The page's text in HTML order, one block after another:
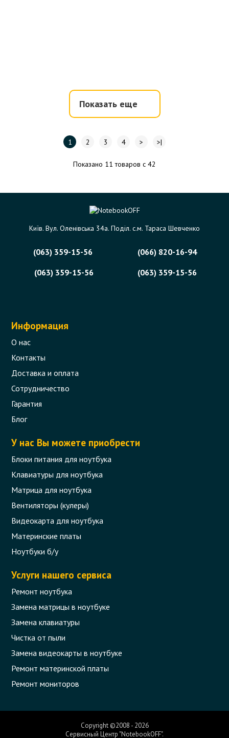
Показать еще
1 2 3 4 > >|
Показано 11 товаров с 42
Київ. Вул. Оленівська 34а. Поділ. с.м. Тараса Шевченко
(063) 359-15-56
(066) 820-16-94
(063) 359-15-56
(063) 359-15-56
Информация
О нас
Контакты
Доставка и оплата
Сотрудничество
Гарантия
Блог
У нас Вы можете приобрести
Блоки питания для ноутбука
Клавиатуры для ноутбука
Матрица для ноутбука
Вентиляторы (кулеры)
Видеокарта для ноутбука
Материнские платы
Ноутбуки б/у
Услуги нашего сервиса
Ремонт ноутбука
Замена матрицы в ноутбуке
Замена клавиатуры
Чистка от пыли
Замена видеокарты в ноутбуке
Ремонт материнской платы
Ремонт мониторов
Copyright ©2008 - 2026
Сервисный Центр "NotebookOFF".